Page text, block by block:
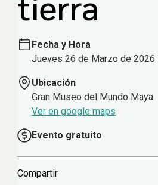
Fecha y Hora
Jueves 26 de Marzo de 2026
Ubicación
Gran Museo del Mundo Maya
Ver en google maps
Evento gratuito
Compartir